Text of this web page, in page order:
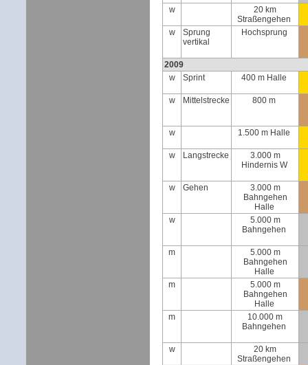
w
20 km
Straßengehen
w
Sprung
vertikal
Hochsprung
2009
w
Sprint 400 m Halle
w Mittelstrecke 800 m
w 1.500 m Halle
w Langstrecke
3.000 m
Hindernis W
w Gehen
3.000 m
Bahngehen
Halle
w
5.000 m
Bahngehen
m
5.000 m
Bahngehen
Halle
m
5.000 m
Bahngehen
Halle
m
10.000 m
Bahngehen
w
20 km
Straßengehen